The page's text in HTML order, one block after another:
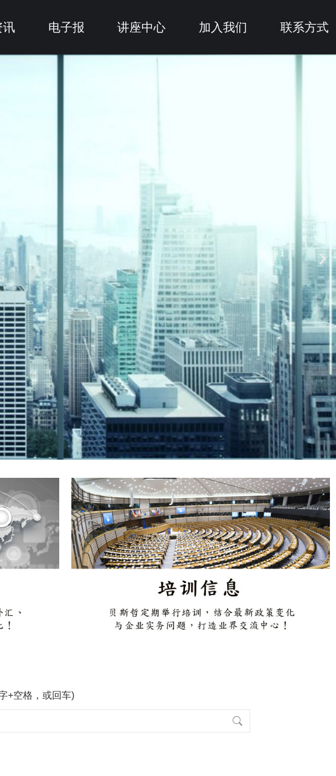
讯 电子报 讲座中心 加入我们 联系方式
+空格，或回车)